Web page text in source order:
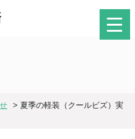
> 夏季の軽装（クールビズ）実